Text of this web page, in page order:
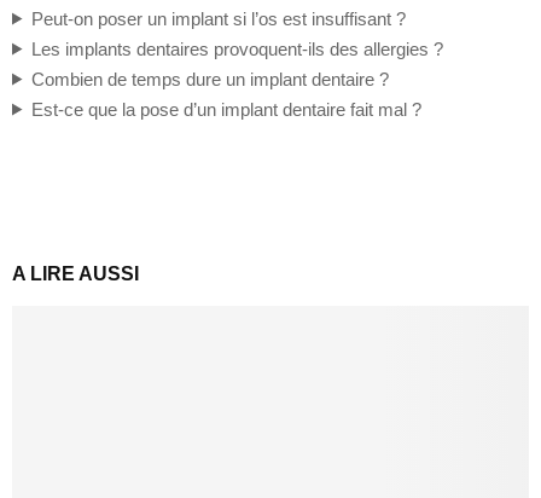
Peut-on poser un implant si l’os est insuffisant ?
Les implants dentaires provoquent-ils des allergies ?
Combien de temps dure un implant dentaire ?
Est-ce que la pose d’un implant dentaire fait mal ?
A LIRE AUSSI